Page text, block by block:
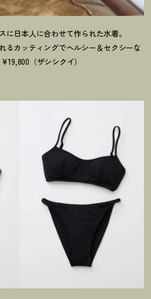
に日本人に合わせて作られた水着。
るカッティングでヘルシー＆セクシーな
（ザシシクイ）